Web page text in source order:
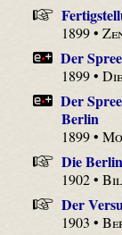
1899 •
Der
1899 •
Der
Berlin
1899 •
Die
1902 •
Der
1903 •